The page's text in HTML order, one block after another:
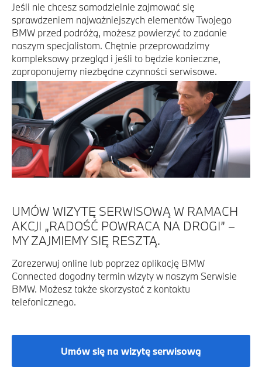
Jeśli nie chcesz samodzielnie zajmować się
sprawdzeniem najważniejszych elementów Twojego
BMW przed podróżą, możesz powierzyć to zadanie
naszym specjalistom. Chętnie przeprowadzimy
kompleksowy przegląd i jeśli to będzie konieczne,
zaproponujemy niezbędne czynności serwisowe.
UMÓW WIZYTĘ SERWISOWĄ W RAMACH
AKCJI „RADOŚĆ POWRACA NA DROGI” –
MY ZAJMIEMY SIĘ RESZTĄ.
Zarezerwuj online lub poprzez aplikację BMW
Connected dogodny termin wizyty w naszym Serwisie
BMW. Możesz także skorzystać z kontaktu
telefonicznego.
Umów się na wizytę serwisową